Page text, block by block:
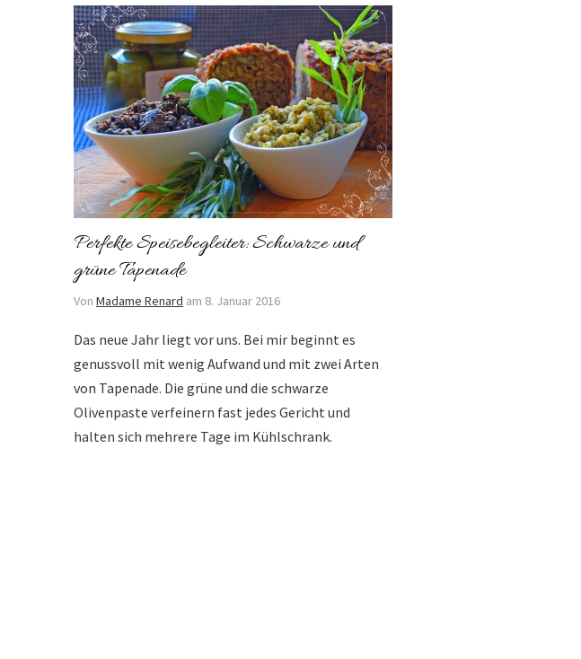
Perfekte Speisebegleiter: Schwarze und
grüne Tapenade
Von Madame Renard am 8. Januar 2016
Das neue Jahr liegt vor uns. Bei mir beginnt es
genussvoll mit wenig Aufwand und mit zwei Arten
von Tapenade. Die grüne und die schwarze
Olivenpaste verfeinern fast jedes Gericht und
halten sich mehrere Tage im Kühlschrank.